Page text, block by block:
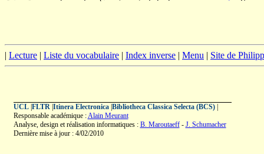
| Lecture | Liste du vocabulaire | Index inverse | Menu | Site de
UCL| FLTR| Itinera Electronica| Bibliotheca Classica Selecta (BCS)|
Responsable académique :Alain Meurant
Analyse, design et réalisation informatiques : B. Maroutaeff- J. Schumacher
Dernière mise à jour : 4/02/2010